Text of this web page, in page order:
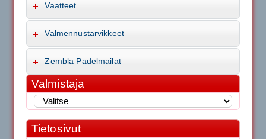
Vaatteet
Valmennustarvikkeet
Zembla Padelmailat
Valmistaja
Tietosivut